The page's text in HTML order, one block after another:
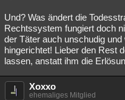
Musik Clash
Übersichten
Lesenswert Schlüsselwörter
Und? Was ändert die
Rechtssystem fungiert doch
der Täter auch unschudig
hingerichtet! Lieber den Rest
lassen, anstatt ihm die
Xoxxo
ehemaliges Mitglied